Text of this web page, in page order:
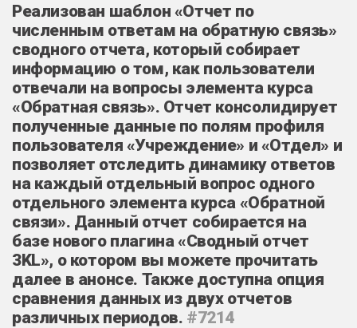
Реализован шаблон «Отчет по
численным ответам на обратную связь‎»
сводного отчета, который собирает
информацию о том, как пользователи
отвечали на вопросы элемента курса
«Обратная связь». Отчет консолидирует
полученные данные по полям профиля
пользователя «Учреждение» и «Отдел» и
позволяет отследить динамику ответов
на каждый отдельный вопрос одного
отдельного элемента курса «Обратной
связи‎». Данный отчет собирается на
базе нового плагина «Сводный отчет
3KL», о котором вы можете прочитать
далее в анонсе. Также доступна опция
сравнения данных из двух отчетов
различных периодов. #7214